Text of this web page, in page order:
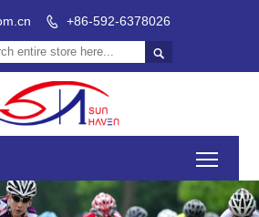
 +86-592-6378026
